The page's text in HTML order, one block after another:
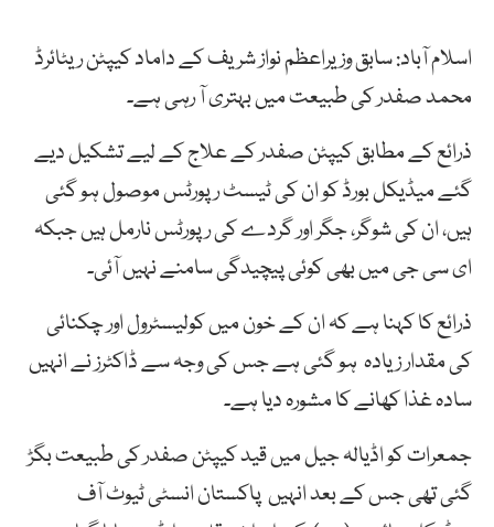
اسلام آباد: سابق وزیراعظم نواز شریف کے داماد کیپٹن ریٹائرڈ
محمد صفدر کی طبیعت میں بہتری آ رہی ہے۔
ذرائع کے مطابق کیپٹن صفدر کے علاج کے لیے تشکیل دیے
گئے میڈیکل بورڈ کو ان کی ٹیسٹ رپورٹس موصول ہو گئی
ہیں، ان کی شوگر، جگر اور گردے کی رپورٹس نارمل ہیں جبکہ
ای سی جی میں بھی کوئی پیچیدگی سامنے نہیں آئی۔
ذرائع کا کہنا ہے کہ ان کے خون میں کولیسٹرول اور چکنائی
کی مقدار زیادہ ہو گئی ہے جس کی وجہ سے ڈاکٹرز نے انہیں
سادہ غذا کھانے کا مشورہ دیا ہے۔
جمعرات کو اڈیالہ جیل میں قید کیپٹن صفدر کی طبیعت بگڑ
گئی تھی جس کے بعد انہیں پاکستان انسٹی ٹیوٹ آف